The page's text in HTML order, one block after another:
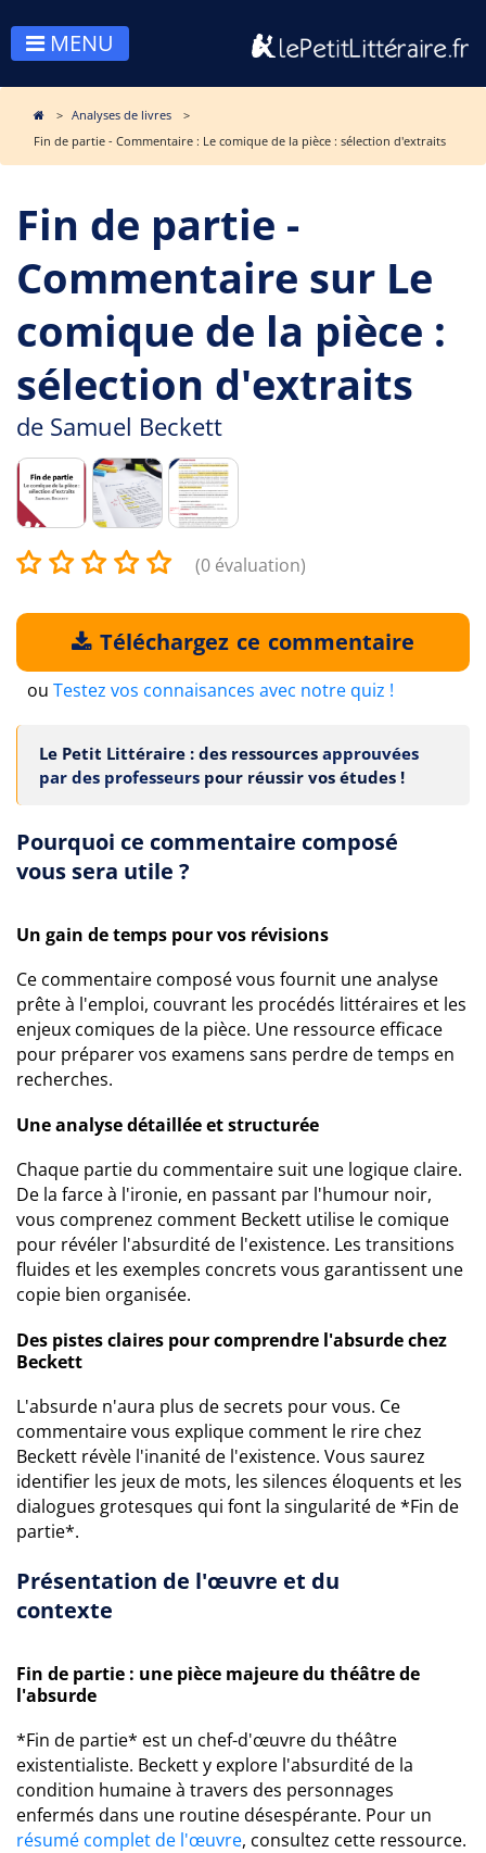
MENU
Analyses de livres
Fin de partie - Commentaire : Le comique de la pièce : sélection d'extraits
Fin de partie -
Commentaire sur Le
comique de la pièce :
sélection d'extraits
de Samuel Beckett
(0 évaluation)
Téléchargez ce commentaire
ou Testez vos connaisances avec notre quiz !
Le Petit Littéraire : des ressources approuvées
par des professeurs pour réussir vos études !
Pourquoi ce commentaire composé
vous sera utile ?
Un gain de temps pour vos révisions
Ce commentaire composé vous fournit une analyse
prête à l'emploi, couvrant les procédés littéraires et les
enjeux comiques de la pièce. Une ressource efficace
pour préparer vos examens sans perdre de temps en
recherches.
Une analyse détaillée et structurée
Chaque partie du commentaire suit une logique claire.
De la farce à l'ironie, en passant par l'humour noir,
vous comprenez comment Beckett utilise le comique
pour révéler l'absurdité de l'existence. Les transitions
fluides et les exemples concrets vous garantissent une
copie bien organisée.
Des pistes claires pour comprendre l'absurde chez
Beckett
L'absurde n'aura plus de secrets pour vous. Ce
commentaire vous explique comment le rire chez
Beckett révèle l'inanité de l'existence. Vous saurez
identifier les jeux de mots, les silences éloquents et les
dialogues grotesques qui font la singularité de *Fin de
partie*.
Présentation de l'œuvre et du
contexte
Fin de partie : une pièce majeure du théâtre de
l'absurde
*Fin de partie* est un chef-d'œuvre du théâtre
existentialiste. Beckett y explore l'absurdité de la
condition humaine à travers des personnages
enfermés dans une routine désespérante. Pour un
résumé complet de l'œuvre, consultez cette ressource.